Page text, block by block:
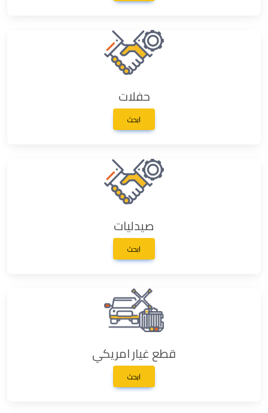
حفلات
ابحث
صيدليات
ابحث
قطع غيار امريكي
ابحث